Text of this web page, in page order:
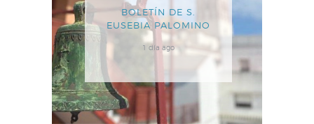
BOLETÍN DE S.
EUSEBIA PALOMINO
1 día ago